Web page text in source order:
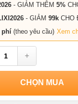
- GIẢM THÊM 5%
- GIẢM 99k CHO
phí (theo yêu cầu) Xem
+
CHỌN MUA